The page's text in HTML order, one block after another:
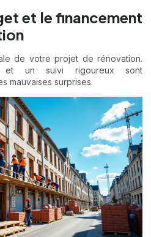
et le financement
de votre projet de rénovation.
et un suivi rigoureux sont
mauvaises surprises.